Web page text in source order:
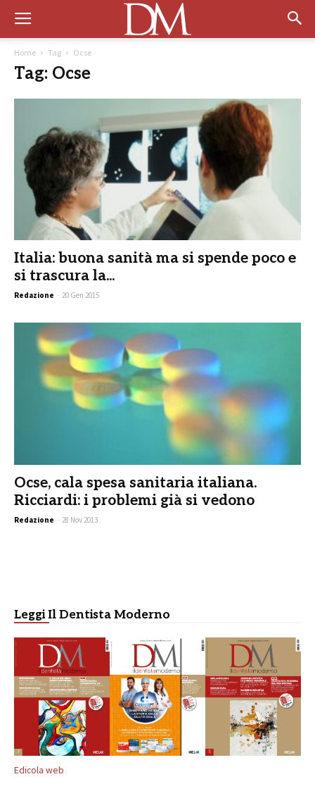
Home Tag Ocse
Tag: Ocse
Italia: buona sanità ma si spende poco e
si trascura la...
Redazione - 20 Gen 2015
Ocse, cala spesa sanitaria italiana.
Ricciardi: i problemi già si vedono
Redazione - 28 Nov 2013
Leggi Il Dentista Moderno
Edicola web